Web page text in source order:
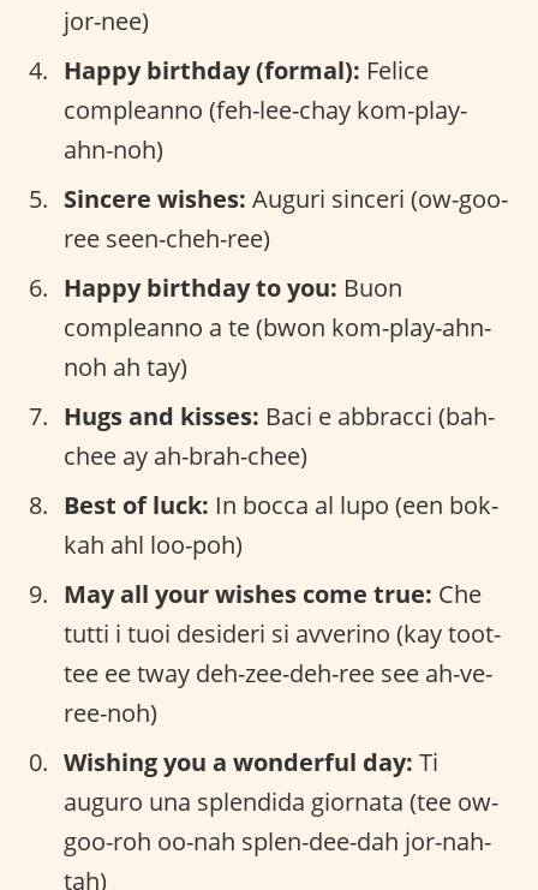
jor-nee)
Happy birthday (formal): Felice
compleanno (feh-lee-chay kom-play-
ahn-noh)
Sincere wishes: Auguri sinceri (ow-goo-
ree seen-cheh-ree)
Happy birthday to you: Buon
compleanno a te (bwon kom-play-ahn-
noh ah tay)
Hugs and kisses: Baci e abbracci (bah-
chee ay ah-brah-chee)
Best of luck: In bocca al lupo (een bok-
kah ahl loo-poh)
May all your wishes come true: Che
tutti i tuoi desideri si avverino (kay toot-
tee ee tway deh-zee-deh-ree see ah-ve-
ree-noh)
Wishing you a wonderful day: Ti
auguro una splendida giornata (tee ow-
goo-roh oo-nah splen-dee-dah jor-nah-
tah)